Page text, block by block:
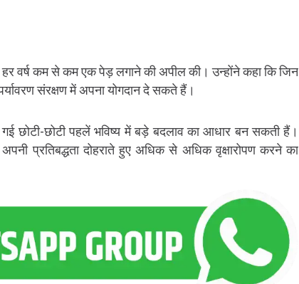
वर्ष कम से कम एक पेड़ लगाने की अपील की। उन्होंने कहा कि जिन
संरक्षण में अपना योगदान दे सकते हैं।
गई छोटी-छोटी पहलें भविष्य में बड़े बदलाव का आधार बन सकती हैं।
अपनी प्रतिबद्धता दोहराते हुए अधिक से अधिक वृक्षारोपण करने का